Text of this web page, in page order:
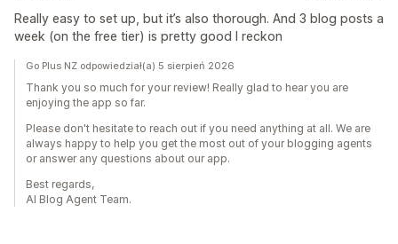
Really easy to set up, but it’s also thorough. And 3 blog posts a
week (on the free tier) is pretty good I reckon
Go Plus NZ odpowiedział(a) 5 sierpień 2026
Thank you so much for your review! Really glad to hear you are
enjoying the app so far.
Please don't hesitate to reach out if you need anything at all. We are
always happy to help you get the most out of your blogging agents
or answer any questions about our app.
Best regards,
AI Blog Agent Team.